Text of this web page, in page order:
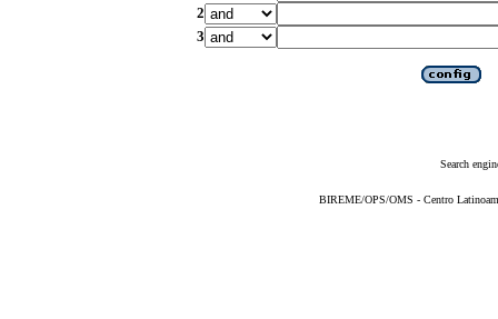
2
3
Search
BIREME/OPS/OMS - Centro